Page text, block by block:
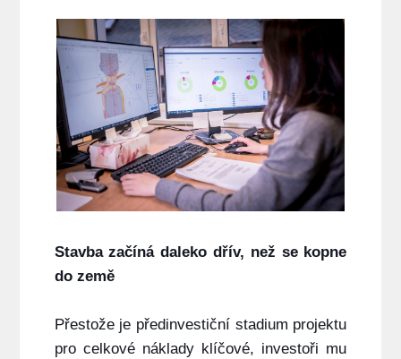
Stavba začíná daleko dřív, než se kopne
do země
Přestože je předinvestiční stadium projektu
pro celkové náklady klíčové, investoři mu